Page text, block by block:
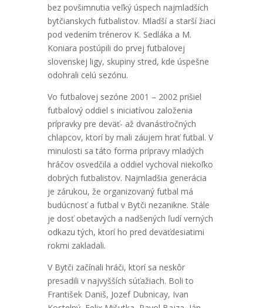
bez povšimnutia veľký úspech najmladších
bytčianskych futbalistov. Mladší a starší žiaci
pod vedením trénerov K. Sedláka a M.
Koniara postúpili do prvej futbalovej
slovenskej ligy, skupiny stred, kde úspešne
odohrali celú sezónu.
Vo futbalovej sezóne 2001 – 2002 prišiel
futbalový oddiel s iniciatívou založenia
prípravky pre deväť- až dvanásťročných
chlapcov, ktorí by mali záujem hrať futbal. V
minulosti sa táto forma prípravy mladých
hráčov osvedčila a oddiel vychoval niekoľko
dobrých futbalistov. Najmladšia generácia
je zárukou, že organizovaný futbal má
budúcnosť a futbal v Bytči nezanikne. Stále
je dosť obetavých a nadšených ľudí verných
odkazu tých, ktorí ho pred deväťdesiatimi
rokmi zakladali.
V Bytči začínali hráči, ktorí sa neskôr
presadili v najvyšších súťažiach. Boli to
František Daniš, Jozef Dubnicay, Ivan